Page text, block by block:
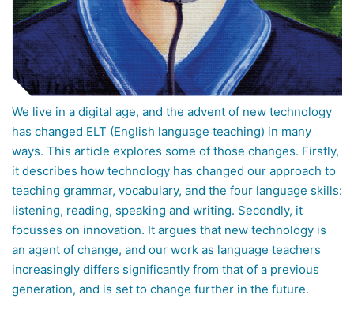
We live in a digital age, and the advent of new technology
has changed ELT (English language teaching) in many
ways. This article explores some of those changes. Firstly,
it describes how technology has changed our approach to
teaching grammar, vocabulary, and the four language skills:
listening, reading, speaking and writing. Secondly, it
focusses on innovation. It argues that new technology is
an agent of change, and our work as language teachers
increasingly differs significantly from that of a previous
generation, and is set to change further in the future.